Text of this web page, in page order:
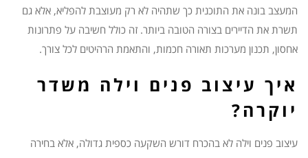
המעצב בונה את התוכנית כך שתהיה לא רק מעוצבת להפליא, אלא גם
תשרת את הדיירים בצורה הטובה ביותר. זה כולל חשיבה על פתרונות
אחסון, תכנון מערכות תאורה חכמות, והתאמת הרהיטים לכל צורך.
איך עיצוב פנים וילה משדר
יוקרה?
עיצוב פנים וילה לא בהכרח דורש השקעה כספית גדולה, אלא בחירה